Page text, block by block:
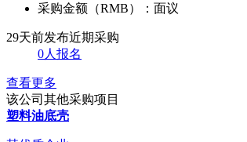
采购金额（RMB）： 面议
29天前发布近期采购
0人报名
查看更多
该公司其他采购项目
塑料油底壳